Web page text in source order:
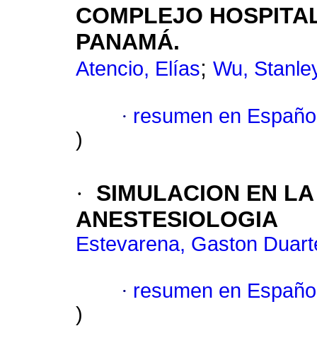
COMPLEJO
PANAMÁ.
Atencio, Elías; Wu,
· resumen en
)
·
SIMULACION EN
ANESTESIOLOGIA
Estevarena, Gaston
· resumen en
)